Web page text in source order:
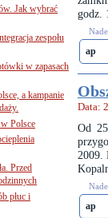
godz.
ap
Data:
Od
2009.
ap
Jak wybrać
zespołu
w zapasach
a kampanie
Polsce
Przed
płuc i